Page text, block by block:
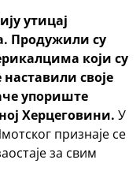
утицај
Продужили су
који су
своје
упориште
Херцеговини. У
признаје се
за свим